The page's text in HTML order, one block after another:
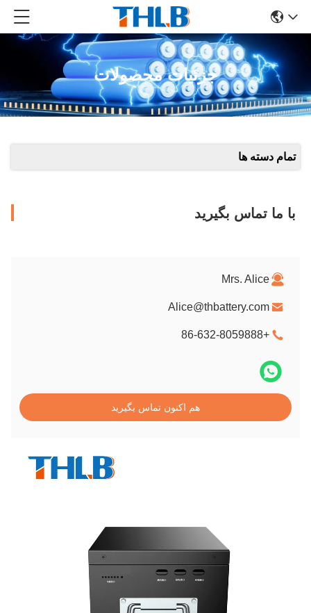
جزئیات محصولات
تمام دسته ها
با ما تماس بگیرید
Mrs. Alice
Alice@thbattery.com
+86-632-8059888
هم اکنون تماس بگیرید